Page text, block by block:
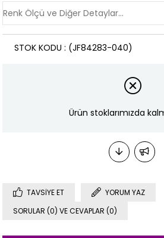
(JF84283-040)
STOK KODU
Ürün stoklarımızda
TAVSIYE ET
YORUM YAZ
SORULAR (0) VE CEVAPLAR (0)